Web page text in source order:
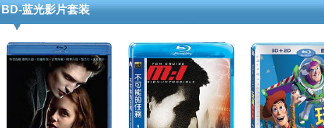
BD-蓝光影片套装